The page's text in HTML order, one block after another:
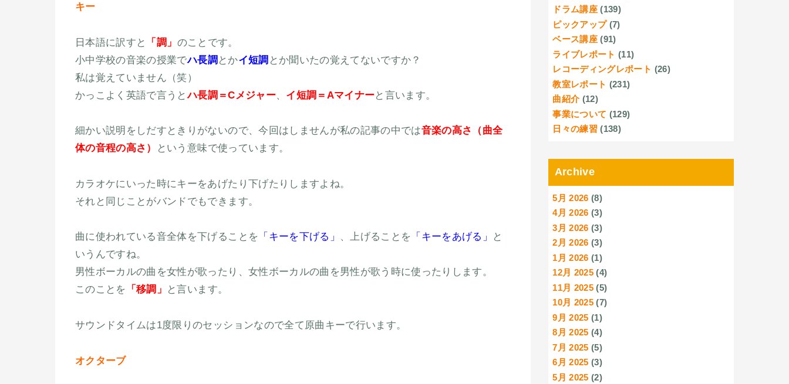
キー
日本語に訳すと 「調」 のことです。
小中学校の音楽の授業でハ長調 とかイ短調 とか聞いたの覚えてないですか？
私は覚えていません（笑）
かっこよく英語で言うとハ長調＝Cメジャー、 イ短調＝Aマイナーと言います。
細かい説明をしだすときりがないので、今回はしませんが私の記事の中では音楽の高さ（曲全
体の音程の高さ）
という意味で使っています。
カラオケにいった時にキーをあげたり下げたりしますよね。
それと同じことがバンドでもできます。
曲に使われている音全体を下げることを 「キーを下げる」 、上げることを 「キーをあげる」
と
いうんですね。
男性ボーカルの曲を女性が歌ったり、女性ボーカルの曲を男性が歌う時に使ったりします。
このことを 「移調」 と言います。
サウンドタイムは1度限りのセッションなので全て原曲キーで行います。
オクターブ
ドラム講座 (139)
ピックアップ (7)
ベース講座 (91)
ライブレポート (11)
レコーディングレポート (26)
教室レポート (231)
曲紹介 (12)
事業について (129)
日々の練習 (138)
Archive
5月 2026 (8)
4月 2026 (3)
3月 2026 (3)
2月 2026 (3)
1月 2026 (1)
12月 2025 (4)
11月 2025 (5)
10月 2025 (7)
9月 2025 (1)
8月 2025 (4)
7月 2025 (5)
6月 2025 (3)
5月 2025 (2)